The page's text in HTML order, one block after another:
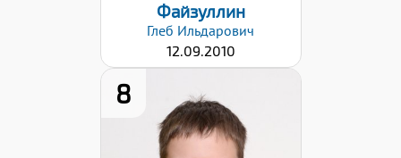
Файзуллин
Глеб Ильдарович
12.09.2010
8